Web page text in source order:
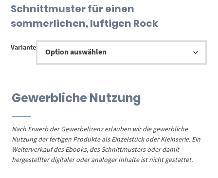
bis
9,00 €
Schnittmuster für einen
sommerlichen, luftigen Rock
Variante
Gewerbliche Nutzung
Nach Erwerb der Gewerbelizenz erlauben wir die gewerbliche
Nutzung der fertigen Produkte als Einzelstück oder Kleinserie. Ein
Weiterverkauf des Ebooks, des Schnittmusters oder damit
hergestellter digitaler oder analoger Inhalte ist nicht gestattet.